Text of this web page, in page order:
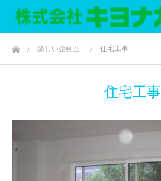
ホーム楽しい企画室 住宅工事
住宅工事